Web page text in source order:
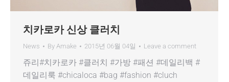
치카로카 신상 클러치
News By Amake 2015년 06월 04일 Leave a comment
쥬리#치카로카 #클러치 #가방 #패션 #데일리백 #
데일리룩 #chicaloca #bag #fashion #cluch